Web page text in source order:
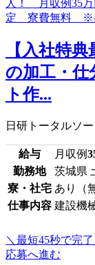
【入社特
の加工・仕
ト作...
日研トータルソ
給与 月収例
勤務地
茨城県
寮・社宅 あり（
仕事内容 建設機
＼最短45秒で完了
応募へ進む